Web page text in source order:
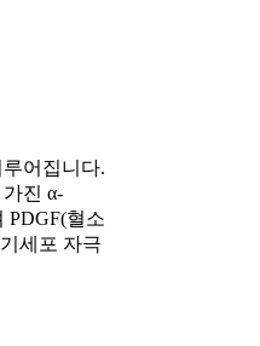
어집니다.
진 α-
PDGF(혈소
세포 자극